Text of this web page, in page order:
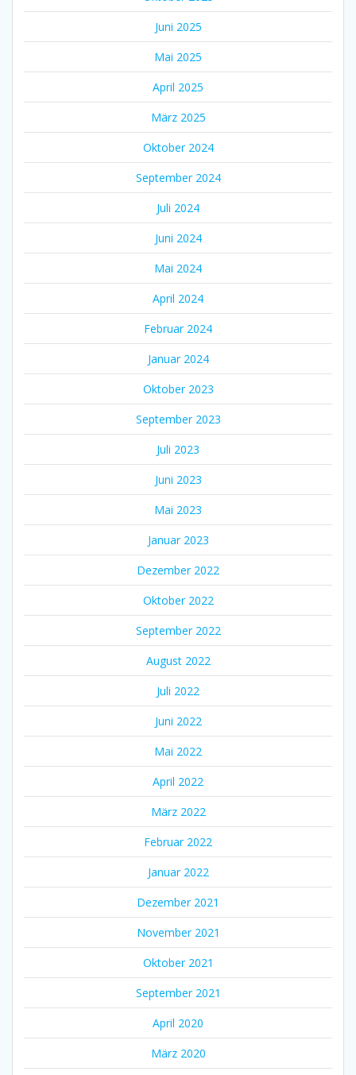
Juni 2025
Mai 2025
April 2025
März 2025
Oktober 2024
September 2024
Juli 2024
Juni 2024
Mai 2024
April 2024
Februar 2024
Januar 2024
Oktober 2023
September 2023
Juli 2023
Juni 2023
Mai 2023
Januar 2023
Dezember 2022
Oktober 2022
September 2022
August 2022
Juli 2022
Juni 2022
Mai 2022
April 2022
März 2022
Februar 2022
Januar 2022
Dezember 2021
November 2021
Oktober 2021
September 2021
April 2020
März 2020